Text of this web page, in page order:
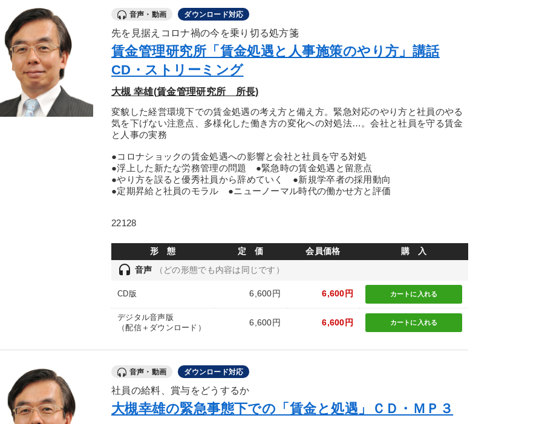
音声・動画 ダウンロード対応
先を見据えコロナ禍の今を乗り切る処方箋
賃金管理研究所「賃金処遇と人事施策のやり方」講話
CD・ストリーミング
大槻 幸雄(賃金管理研究所 所長)
変貌した経営環境下での賃金処遇の考え方と備え方。緊急対応のやり方と社員のやる
気を下げない注意点、多様化した働き方の変化への対処法…。会社と社員を守る賃金
と人事の実務
●コロナショックの賃金処遇への影響と会社と社員を守る対処
●浮上した新たな労務管理の問題 ●緊急時の賃金処遇と留意点
●やり方を誤ると優秀社員から辞めていく ●新規学卒者の採用動向
●定期昇給と社員のモラル ●ニューノーマル時代の働かせ方と評価
22128
形 態 定 価 会員価格 購 入
headset 音声 （どの形態でも内容は同じです）
CD版 6,600円 6,600円 カートに 入れる
デジタル音声版
（配信＋ダウンロード）
6,600円 6,600円 カートに 入れる
音声・動画 ダウンロード対応
社員の給料、賞与をどうするか
大槻幸雄の緊急事態下での「賃金と処遇」ＣＤ・ＭＰ３